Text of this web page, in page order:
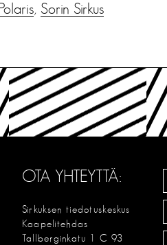
, Sorin Sirkus
OTA YHTEYTTÄ:
Sirkuksen tiedotuskeskus
Kaapelitehdas
Tallberginkatu 1 C 93